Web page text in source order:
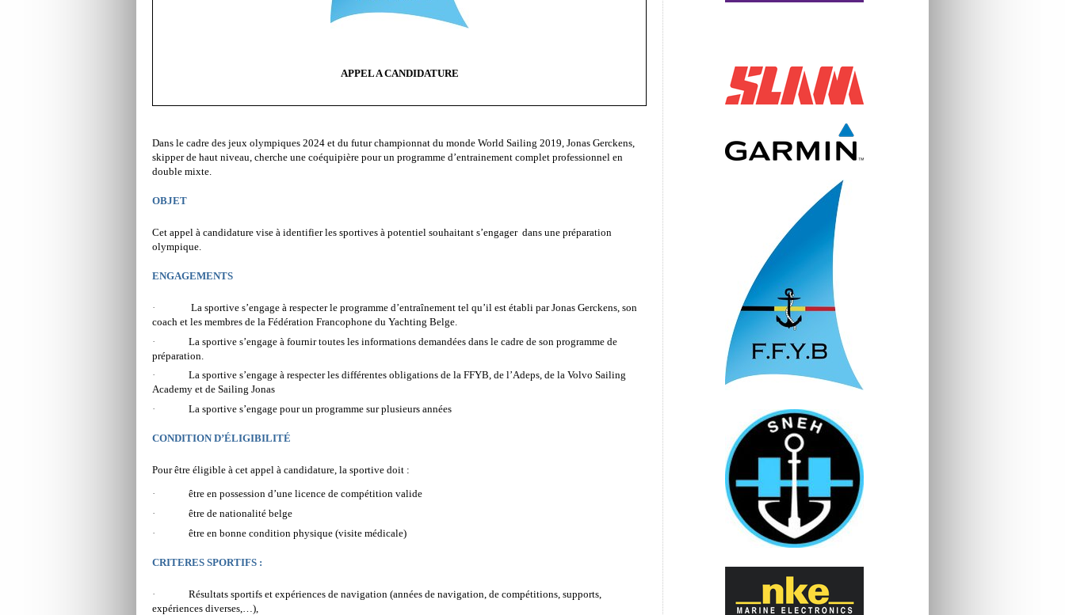
APPEL A CANDIDATURE
Dans le cadre des jeux olympiques 2024 et du futur championnat du monde World Sailing 2019, Jonas Gerckens,
skipper de haut niveau, cherche une coéquipière pour un programme d’entrainement complet professionnel en
double mixte.
OBJET
Cet appel à candidature vise à identifier les sportives à potentiel souhaitant s’engager dans une préparation
olympique.
ENGAGEMENTS
·
La sportive s’engage à respecter le programme d’entraînement tel qu’il est établi par Jonas Gerckens, son
coach et les membres de la Fédération Francophone du Yachting Belge.
·
La sportive s’engage à fournir toutes les informations demandées dans le cadre de son programme de
préparation.
·
La sportive s’engage à respecter les différentes obligations de la FFYB, de l’Adeps, de la Volvo Sailing
Academy et de Sailing Jonas
·
La sportive s’engage pour un programme sur plusieurs années
CONDITION D’ÉLIGIBILITÉ
Pour être éligible à cet appel à candidature, la sportive doit :
·
être en possession d’une licence de compétition valide
·
être de nationalité belge
·
être en bonne condition physique (visite médicale)
CRITERES SPORTIFS :
·
Résultats sportifs et expériences de navigation (années de navigation, de compétitions, supports,
expériences diverses,…),